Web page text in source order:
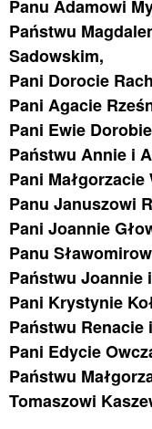
Panu Adamowi
Państwu
Sadowskim,
Pani Dorocie
Pani Agacie
Pani Ewie
Państwu Annie i
Pani Małgorzacie
Panu Januszowi
Pani Joannie
Panu
Państwu Joannie
Pani Krystynie
Państwu
Pani Edycie
Państwu
Tomaszowi